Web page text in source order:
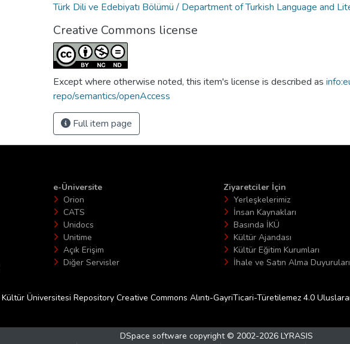
Türk Dili ve Edebiyatı Bölümü / Department of Turkish Language and
Creative Commons license
Except where otherwise noted, this item's license is described as
repo/semantics/openAccess
Full item page
e-Üniversite
Orion
CATS
Unidocs
Unitime
Açık Erişim
Diğer Servisler
Ziyaretciler İçin
Yerleşkelerimiz
İnsan Kaynakları
Basında İKÜ
Kültür Ajandası
Kültür Eğitim Kurumları
İhale ve Satın Alma Duyuruları
Üniversitesi Repository Creative Commons Alıntı-GayriTicari-Türetilemez 4.0
DSpace software copyright © 2002-2026 LYRASIS